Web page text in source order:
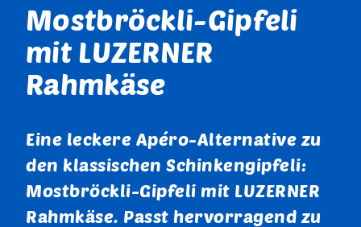
Mostbröckli-Gipfeli
mit LUZERNER
Rahmkäse
Eine leckere Apéro-Alternative zu
den klassischen Schinkengipfeli:
Mostbröckli-Gipfeli mit LUZERNER
Rahmkäse. Passt hervorragend zu